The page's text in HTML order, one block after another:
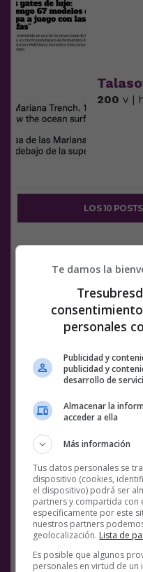
200 v |
LOS 10
36 comments · 59 minutes
Hay gente que
cada lavadora pagar
desembolsar 500€
vas a dur...
25 comments · 49 minutes
¿Vosotros tenéis
9 comments · 4 hours ago
Esto me da mucha
15 comments · 1 hour ago
Y se alquilará fácil!
20 comments · 4 hours ago
Glorioso!
8 comments · 1 hour ago
Pues tiene pintaza
7 comments · 5 hours ago
Te damos la
personales
Publicidad y
publicidad y
desarrollo de
Almacenar la
acceder a ella
Más información
Tus datos personales se
dispositivo (cookies,
el dispositivo) podrá ser
partners y compartida con
específicamente por este
nuestros partners
geolocalización. Lista de
Es posible que algunos
personales en virtud de